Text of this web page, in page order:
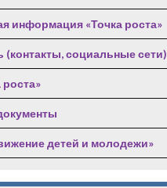
информация «Точка роста»
(контакты, социальные сети)
роста»
детей и молодежи»